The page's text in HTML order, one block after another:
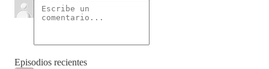
Episodios recientes